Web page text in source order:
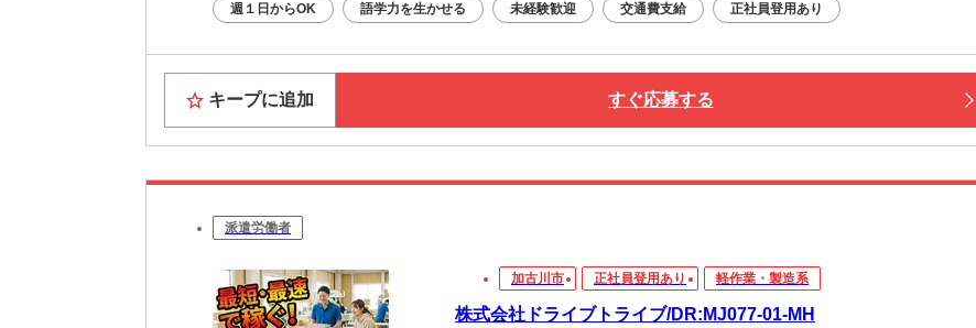
週１日からOK 語学力を生かせる 未経験歓迎 交通費支給 正社員登用あり
キープに追加 すぐ応募する
派遣労働者
加古川市 正社員登用あり 軽作業・製造系
株式会社ドライブトライブ/DR:MJ077-01-MH